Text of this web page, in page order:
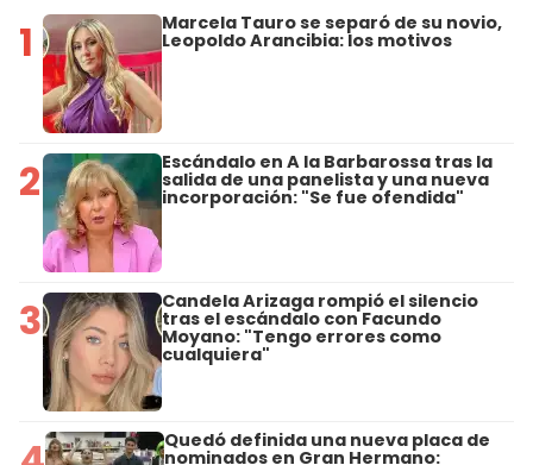
1 Marcela Tauro se separó de su novio,
Leopoldo Arancibia: los motivos
2 Escándalo en A la Barbarossa tras la
salida de una panelista y una nueva
incorporación: "Se fue ofendida"
3 Candela Arizaga rompió el silencio
tras el escándalo con Facundo
Moyano: "Tengo errores como
cualquiera"
Quedó definida una nueva placa de
nominados en Gran Hermano: